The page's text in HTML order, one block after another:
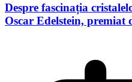
Despre fascinația
Oscar Edelstein, premiat